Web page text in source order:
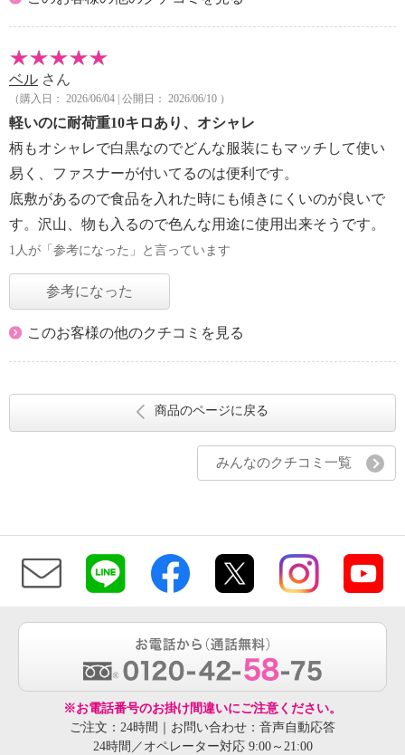
ベル さん
（購入日： 2026/06/04 | 公開日： 2026/06/10 ）
軽いのに耐荷重10キロあり、オシャレ
柄もオシャレで白黒なのでどんな服装にもマッチして使い
易く、ファスナーが付いてるのは便利です。
底敷があるので食品を入れた時にも傾きにくいのが良いで
す。沢山、物も入るので色んな用途に使用出来そうです。
1人が「参考になった」と言っています
参考になった
このお客様の他のクチコミを見る
商品のページに戻る
みんなのクチコミ一覧
※お電話番号のお掛け間違いにご注意ください。
ご注文：24時間｜お問い合わせ：音声自動応答
24時間／オペレーター対応 9:00～21:00